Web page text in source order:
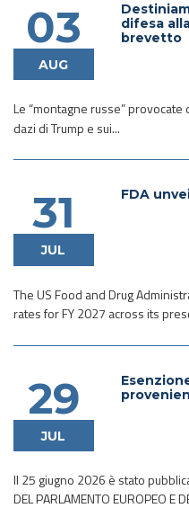
03
AUG
difesa
brevetto
Le “montagne russe”
dazi di Trump e sui...
31
JUL
FDA
The US Food and Drug
rates for FY 2027 across its
29
JUL
Il 25 giugno 2026 è stato
DEL PARLAMENTO EUROPEO E